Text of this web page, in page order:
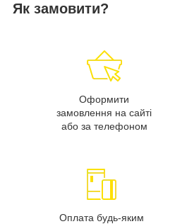
Як замовити?
Оформити
замовлення на сайті
або за телефоном
Оплата будь-яким